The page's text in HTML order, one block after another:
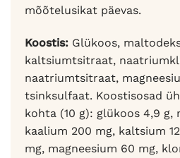
mõõtelusikat päevas.
Koostis: Glükoos,
kaltsiumtsitraat,
naatriumtsitraat,
tsinksulfaat. Koostisosad
kohta (10 g): glükoos 4,9 g,
kaalium 200 mg, kaltsium
mg, magneesium 60 mg,